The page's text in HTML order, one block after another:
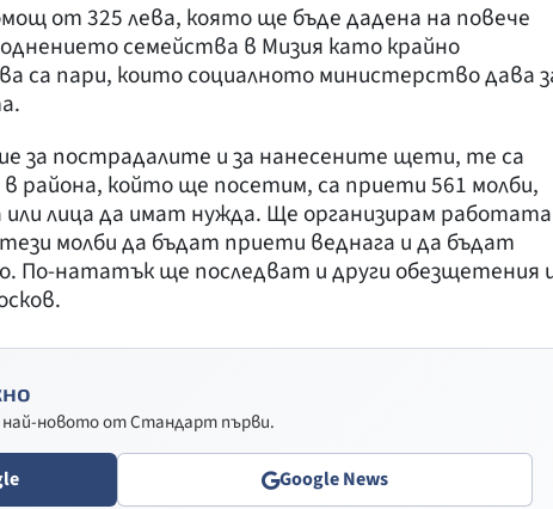
от 325 лева, която ще бъде дадена на повече
семейства в Мизия като крайно
са пари, които социалното министерство дава
за пострадалите и за нанесените щети, те са
района, който ще посетим, са приети 561 молби,
или лица да имат нужда. Ще организирам работата
молби да бъдат приети веднага и да бъдат
По-нататък ще последват и други обезщетения
най-новото от Стандарт първи.
Google News